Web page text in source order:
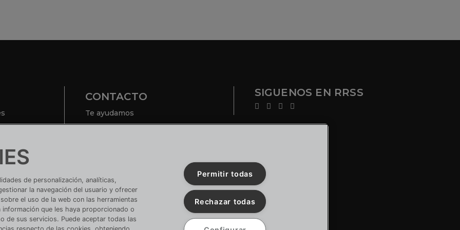
cookies
CONTACTO
Te ayudamos
¿TIENES UNA EMPRESA?
Conoce tus ventajas
Si ya tienes cuenta:
ACCEDE
SIGUENOS EN RRSS
de personalización, analíticas,
la navegación del usuario y ofrecer
el uso de la web con las herramientas
que les haya proporcionado o
de sus servicios. Puede aceptar todas las
Permitir todas
Rechazar todas